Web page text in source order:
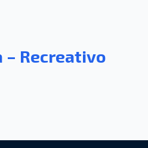
– Recreativo